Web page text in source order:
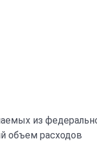
из
объем расходов